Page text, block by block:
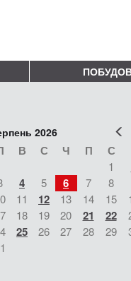
2026
В С Ч П С
1
4 5 6 7 8
11 12 13 14 15
18 19 20 21 22
25 26 27 28 29